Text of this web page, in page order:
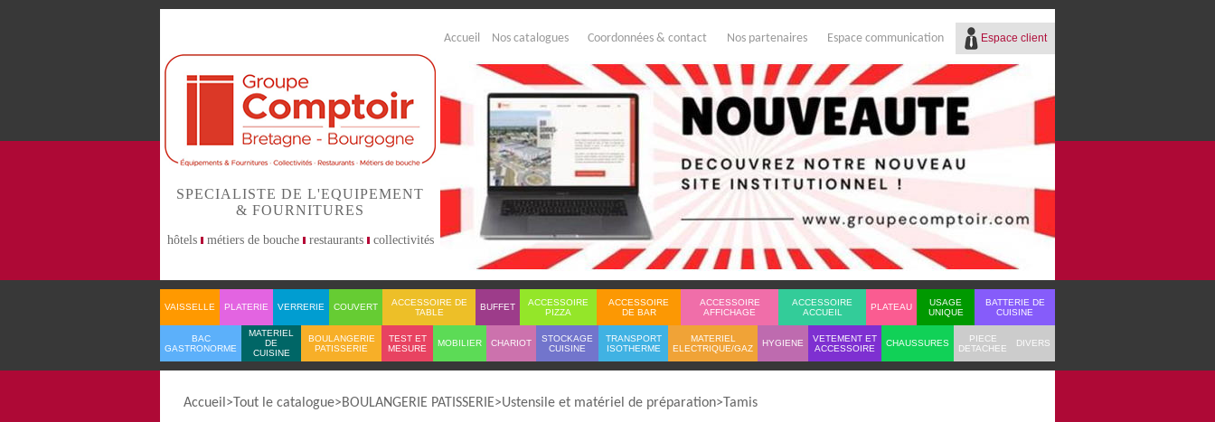
Accueil Nos catalogues Coordonnées & contact Nos partenaires Espace communication Espace client
Réf.
Identifiant
Mot de passe
SPECIALISTE DE L'EQUIPEMENT
& FOURNITURES
hôtels métiers de bouche restaurants collectivités
VAISSELLE PLATERIE VERRERIE COUVERT
ACCESSOIRE DE
TABLE
BUFFET
ACCESSOIRE
PIZZA
ACCESSOIRE
DE BAR
ACCESSOIRE
AFFICHAGE
ACCESSOIRE
ACCUEIL
PLATEAU
USAGE
UNIQUE
BATTERIE DE
CUISINE
BAC
GASTRONORME
MATERIEL
DE
CUISINE
BOULANGERIE
PATISSERIE
TEST ET
MESURE
MOBILIER CHARIOT
STOCKAGE
CUISINE
TRANSPORT
ISOTHERME
MATERIEL
ELECTRIQUE/GAZ
HYGIENE
VETEMENT ET
ACCESSOIRE
CHAUSSURES
PIECE
DETACHEE
DIVERS
Accueil Tout le catalogue BOULANGERIE PATISSERIE Ustensile et matériel de préparation Tamis